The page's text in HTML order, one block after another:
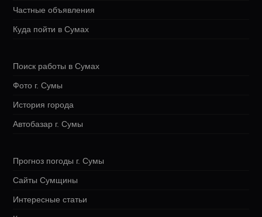
Частные объявления
Куда пойти в Сумах
Поиск работы в Сумах
Фото г. Сумы
История города
Автобазар г. Сумы
Прогноз погоды г. Сумы
Сайты Сумщины
Интересные статьи